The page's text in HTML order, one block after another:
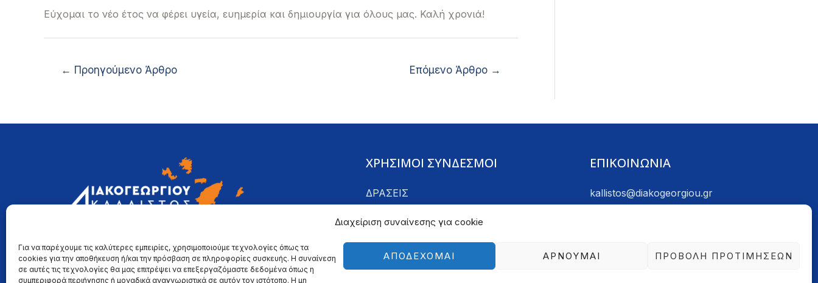
Διαχείριση συναίνεσης για cookie
Για να παρέχουμε τις καλύτερες εμπειρίες, χρησιμοποιούμε τεχνολογίες όπως τα
cookies για την αποθήκευση ή/και την πρόσβαση σε πληροφορίες συσκευής. Η συναίνεση
σε αυτές τις τεχνολογίες θα μας επιτρέψει να επεξεργαζόμαστε δεδομένα όπως η
συμπεριφορά περιήγησης ή μοναδικά αναγνωριστικά σε αυτόν τον ιστότοπο. Η μη
ΑΠΟΔΈΧΟΜΑΙ ΑΡΝΟΎΜΑΙ ΠΡΟΒΟΛΉ ΠΡΟΤΙΜΉΣΕΩΝ
Εύχομαι το νέο έτος να φέρει υγεία, ευημερία και δημιουργία για όλους μας. Καλή χρονιά!
← Προηγούμενο Άρθρο Επόμενο Άρθρο →
ΧΡΗΣΙΜΟΙ ΣΥΝΔΕΣΜΟΙ
ΔΡΑΣΕΙΣ
ΕΠΙΚΟΙΝΩΝΙΑ
ΒΙΟΓΡΑΦΙΚΟ
ΕΠΙΚΟΙΝΩΝΙΑ
kallistos@diakogeorgiou.gr